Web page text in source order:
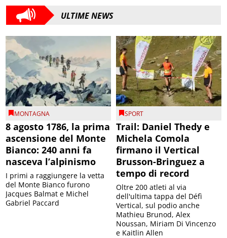
ULTIME NEWS
MONTAGNA
8 agosto 1786, la prima
ascensione del Monte
Bianco: 240 anni fa
nasceva l’alpinismo
I primi a raggiungere la vetta
del Monte Bianco furono
Jacques Balmat e Michel
Gabriel Paccard
SPORT
Trail: Daniel Thedy e
Michela Comola
firmano il Vertical
Brusson-Bringuez a
tempo di record
Oltre 200 atleti al via
dell'ultima tappa del Défì
Vertical, sul podio anche
Mathieu Brunod, Alex
Noussan, Miriam Di Vincenzo
e Kaitlin Allen